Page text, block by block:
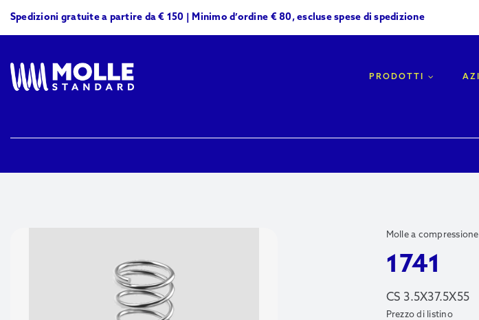
Spedizioni gratuite a partire da € 150 | Minimo d’ordine € 80, escluse spese di spedizione
PRODOTTI
Molle a compressione
1741
CS 3.5X37.5X55
Prezzo di listino